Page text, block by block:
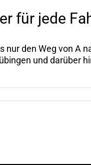
für jede
den Weg von A
und darüber